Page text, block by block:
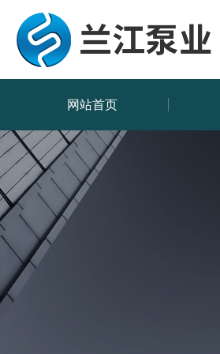
网站首页